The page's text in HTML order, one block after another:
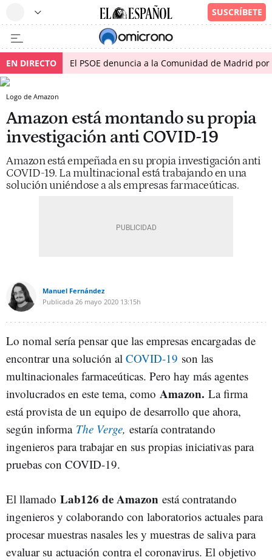
EN DIRECTO El PSOE denuncia a la Comunidad de Madrid
Logo de Amazon
Amazon está montando su propia
investigación anti COVID-19
Amazon está empeñada en su propia investigación anti
COVID-19. La multinacional está trabajando en una
solución uniéndose a als empresas farmaceúticas.
Manuel Fernández
Publicada 26 mayo 2020 13:15h
Lo nomal sería pensar que las empresas encargadas de
encontrar una solución al COVID-19 son las
multinacionales farmaceúticas. Pero hay más agentes
involucrados en este tema, como Amazon. La firma
está provista de un equipo de desarrollo que ahora,
según informa The Verge, estaría contratando
ingenieros para trabajar en sus propias iniciativas para
pruebas con COVID-19.
El llamado Lab126 de Amazon está contratando
ingenieros y colaborando con laboratorios actuales para
procesar muestras nasales les y muestras de saliva para
evaluar su actuación contra el coronavirus. El objetivo